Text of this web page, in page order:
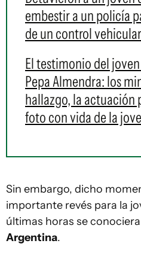
embestir a un policía
de un control vehicular
El testimonio del
Pepa Almendra: los
hallazgo, la
foto con vida de la
Sin embargo, dicho
importante revés para la
últimas horas se
Argentina.